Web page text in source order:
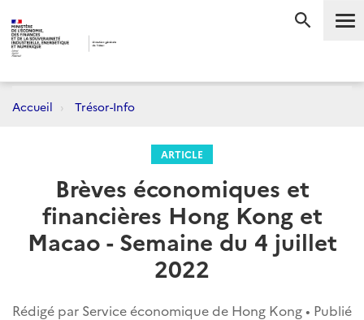
Accueil Trésor-Info
ARTICLE
Brèves économiques et
financières Hong Kong et
Macao - Semaine du 4 juillet
2022
Rédigé par Service économique de Hong Kong • Publié